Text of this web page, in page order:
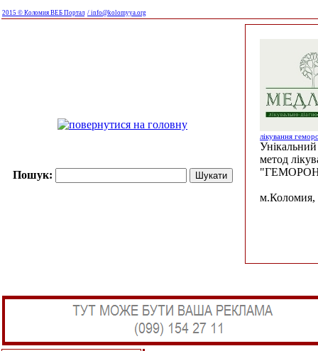
2015 © Коломия ВЕБ Портал / info@kolomyya.org
Пошук:
лікування
Унікальний
метод
м.Коломия,